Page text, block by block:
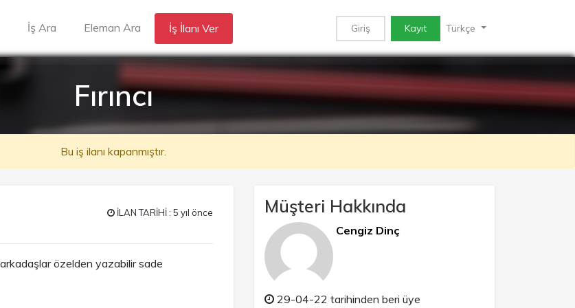
İş Ara Eleman Ara İş İlanı Ver Giriş Kayıt Türkçe
Fırıncı
Bu iş ilanı kapanmıştır.
İLAN TARİHİ : 5 yıl önce
arkadaşlar özelden yazabilir sade
Müşteri Hakkında
Cengiz Dinç
29-04-22 tarihinden beri üye